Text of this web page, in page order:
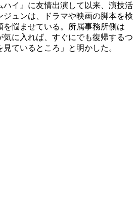
ハイ』に友情出演して以来、演技活
ュンは、ドラマや映画の脚本を検
悩ませている。所属事務所側は
気に入れば、すぐにでも復帰するつ
ているところ」と明かした。